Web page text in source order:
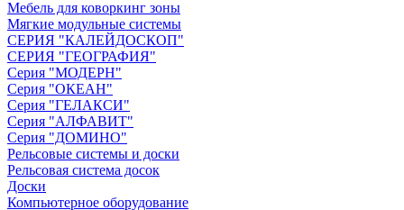
Мебель для коворкинг зоны
Мягкие модульные системы
СЕРИЯ "КАЛЕЙДОСКОП"
СЕРИЯ "ГЕОГРАФИЯ"
Серия "МОДЕРН"
Серия "ОКЕАН"
Серия "ГЕЛАКСИ"
Серия "АЛФАВИТ"
Серия "ДОМИНО"
Рельсовые системы и доски
Рельсовая система досок
Доски
Компьютерное оборудование